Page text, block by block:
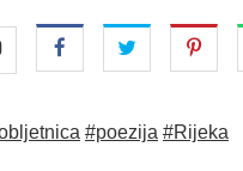
#poezija #Rijeka